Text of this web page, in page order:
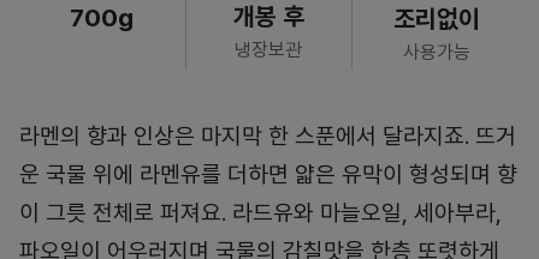
700g 개봉 후
냉장보관
조리없이
사용가능
라멘의 향과 인상은 마지막 한 스푼에서 달라지죠. 뜨거
운 국물 위에 라멘유를 더하면 얇은 유막이 형성되며 향
이 그릇 전체로 퍼져요. 라드유와 마늘오일, 세아부라,
파오일이 어우러지며 국물의 감칠맛을 한층 또렷하게